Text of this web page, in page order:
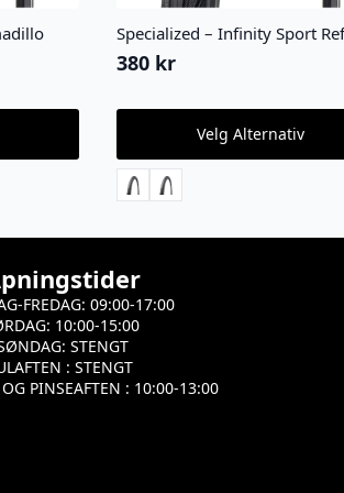
Specialized – Infinity Sport
380 kr
Velg Alternativ
har
flere
varianter.
kan
på
produktsiden
FREDAG: 09:00-17:00
10:00-15:00
STENGT
: STENGT
OG PINSEAFTEN : 10:00-13:00